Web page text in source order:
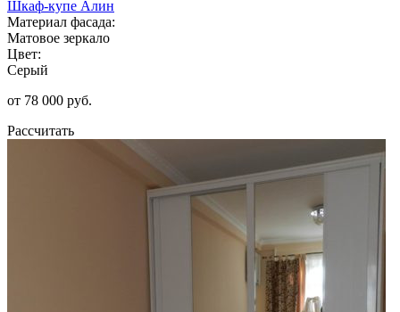
Шкаф-купе Алин
Материал фасада:
Матовое зеркало
Цвет:
Серый
от 78 000 руб.
Рассчитать